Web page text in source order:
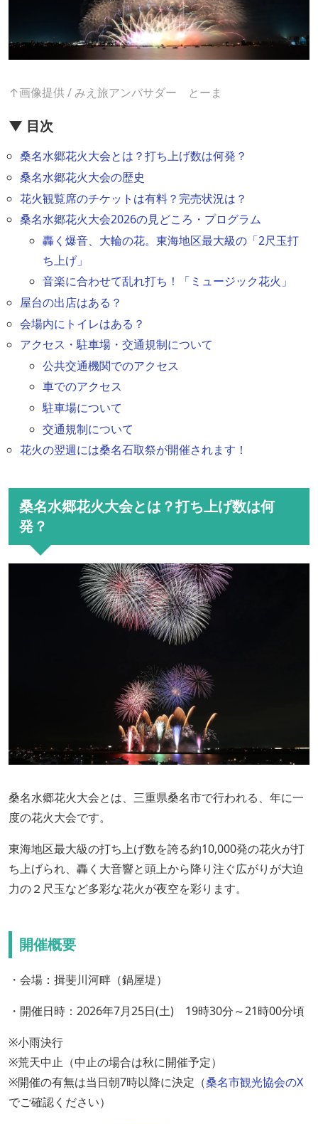
↑画像提供 / みえ旅アンバサダー とーま
▼ 目次
桑名水郷花火大会とは？打ち上げ数は何発？
桑名水郷花火大会の歴史
花火観覧席のチケットは有料？完売状況は？
桑名水郷花火大会2026の見どころ・プログラム
轟く爆音、大輪の花。東海地区最大級の「2尺玉打
ち上げ」
音楽に合わせて乱れ打ち！「ミュージック花火」
屋台の出店はある？
会場内にトイレはある？
アクセス・駐車場・交通規制について
公共交通機関でのアクセス
車でのアクセス
駐車場について
交通規制について
花火の翌週には桑名石取祭が開催されます！
桑名水郷花火大会とは？打ち上げ数は何
発？
桑名水郷花火大会とは、三重県桑名市で行われる、年に一
度の花火大会です。
東海地区最大級の打ち上げ数を誇る約10,000発の花火が打
ち上げられ、轟く大音響と頭上から降り注ぐ広がりが大迫
力の２尺玉など多彩な花火が夜空を彩ります。
開催概要
・会場：揖斐川河畔（鍋屋堤）
・開催日時：2026年7月25日(土) 19時30分～21時00分頃
※小雨決行
※荒天中止（中止の場合は秋に開催予定）
※開催の有無は当日朝7時以降に決定（桑名市観光協会のX
でご確認ください）